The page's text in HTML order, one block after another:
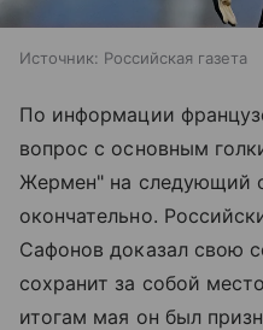
Источник: Российская газета
По информации
вопрос с основным
Жермен" на следующий
окончательно.
Сафонов доказал свою
сохранит за собой
итогам мая он был